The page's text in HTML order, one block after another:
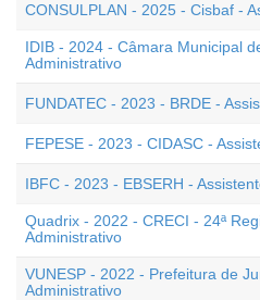
CONSULPLAN - 2025 - Cisbaf -
IDIB - 2024 - Câmara Municipal
Administrativo
FUNDATEC - 2023 - BRDE -
FEPESE - 2023 - CIDASC -
IBFC - 2023 - EBSERH -
Quadrix - 2022 - CRECI - 24ª
Administrativo
VUNESP - 2022 - Prefeitura de
Administrativo